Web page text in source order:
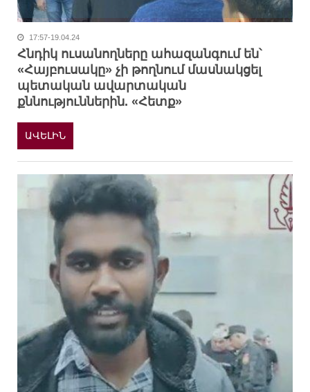
17:57-19.04.24
Հնդիկ ուսանողները ահազանգում են՝
«Հայբուսակը» չի թողնում մասնակցել
պետական ավարտական
քննություններին. «Հետք»
ԱՎԵԼԻՆ